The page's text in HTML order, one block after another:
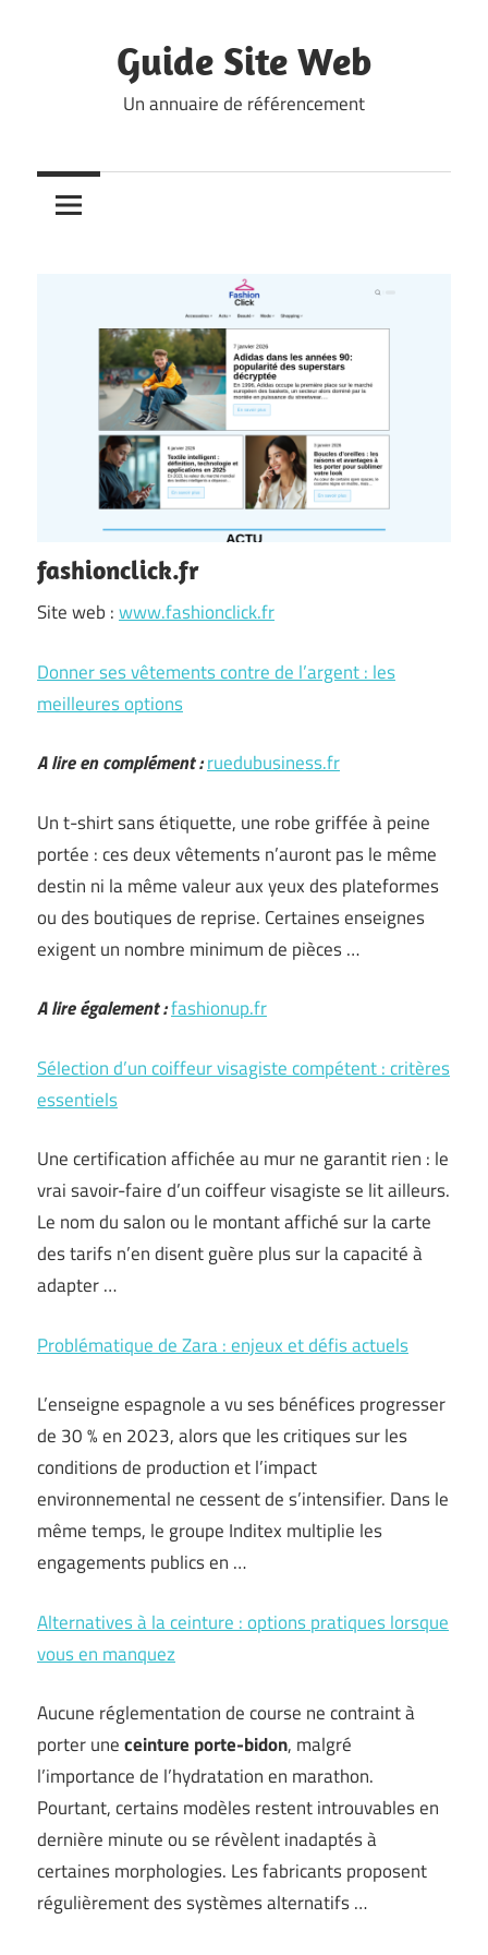
Guide Site Web
Un annuaire de référencement
fashionclick.fr
Site web :www.fashionclick.fr
Donner ses vêtements contre de l’argent : les
meilleures options
A lire en complément :ruedubusiness.fr
Un t-shirt sans étiquette, une robe griffée à peine
portée : ces deux vêtements n’auront pas le même
destin ni la même valeur aux yeux des plateformes
ou des boutiques de reprise. Certaines enseignes
exigent un nombre minimum de pièces …
A lire également :fashionup.fr
Sélection d’un coiffeur visagiste compétent : critères
essentiels
Une certification affichée au mur ne garantit rien : le
vrai savoir-faire d’un coiffeur visagiste se lit ailleurs.
Le nom du salon ou le montant affiché sur la carte
des tarifs n’en disent guère plus sur la capacité à
adapter …
Problématique de Zara : enjeux et défis actuels
L’enseigne espagnole a vu ses bénéfices progresser
de 30 % en 2023, alors que les critiques sur les
conditions de production et l’impact
environnemental ne cessent de s’intensifier. Dans le
même temps, le groupe Inditex multiplie les
engagements publics en …
Alternatives à la ceinture : options pratiques lorsque
vous en manquez
Aucune réglementation de course ne contraint à
porter uneceinture porte-bidon, malgré
l’importance de l’hydratation en marathon.
Pourtant, certains modèles restent introuvables en
dernière minute ou se révèlent inadaptés à
certaines morphologies. Les fabricants proposent
régulièrement des systèmes alternatifs …